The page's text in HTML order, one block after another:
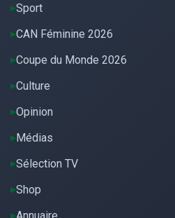
Sport
CAN Féminine 2026
Coupe du Monde 2026
Culture
Opinion
Médias
Sélection TV
Shop
Annuaire